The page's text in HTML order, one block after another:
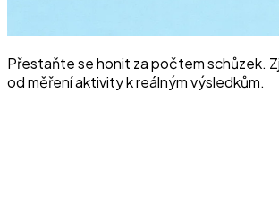
Přestaňte se honit za počtem schůzek.
od měření aktivity k reálným výsledkům.